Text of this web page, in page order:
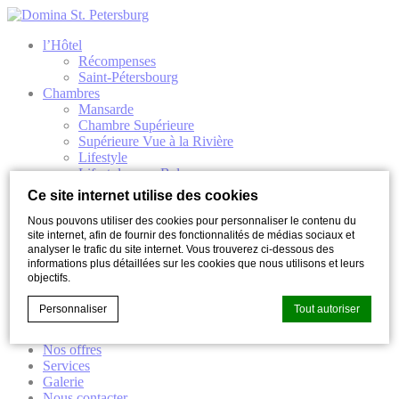
Ce site internet utilise des cookies
Nous pouvons utiliser des cookies pour personnaliser le contenu du
site internet, afin de fournir des fonctionnalités de médias sociaux et
analyser le trafic du site internet. Vous trouverez ci-dessous des
informations plus détaillées sur les cookies que nous utilisons et leurs
objectifs.
Personnaliser Tout autoriser
Déclaration de cookie par
jour: 2022-11-28.
l’Hôtel
Récompenses
Saint-Pétersbourg
Chambres
Mansarde
Chambre Supérieure
Supérieure Vue à la Rivière
Lifestyle
Lifestyle avec Balcon
Suite
Suite exécutive
Restaurant et Bar
Restaurant ONDE
Bar à cocktails NOVE
Evénements
Banquet
Mariages
Nos offres
Services
Galerie